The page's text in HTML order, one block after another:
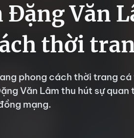
Văn
thời
phong cách thời trang
Văn Lâm thu hút sự
mạng.